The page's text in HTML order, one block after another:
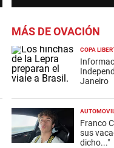
MÁS DE OVACIÓN
COPA
Janeiro
Franco
sus
dicho..."